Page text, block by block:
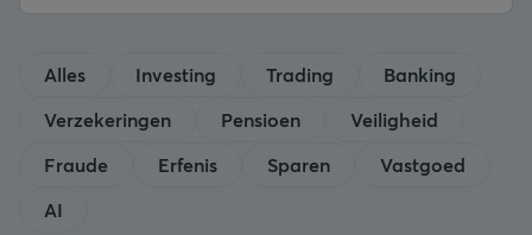
Alles Investing Trading
Banking
Verzekeringen
Pensioen
Veiligheid
Fraude
Erfenis Sparen
Vastgoed
AI